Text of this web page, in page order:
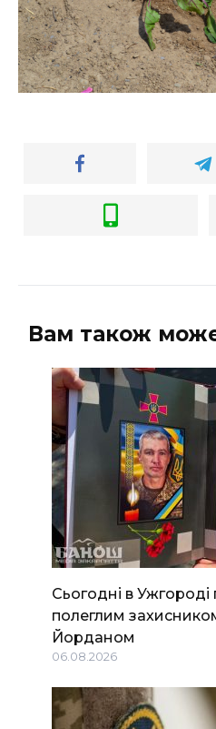
Вам також
Сьогодні в
полеглим
Йорданом
06.08.2026